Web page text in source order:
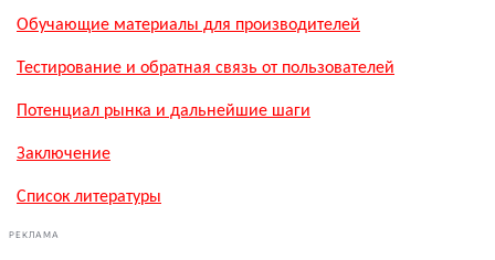
Обучающие материалы для производителей
Тестирование и обратная связь от пользователей
Потенциал рынка и дальнейшие шаги
Заключение
Список литературы
РЕКЛАМА